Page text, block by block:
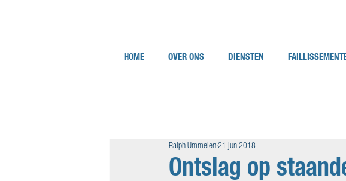
HOME OVER ONS DIENSTEN
Ontslag op
Ralph Ummelen21 jun 2018